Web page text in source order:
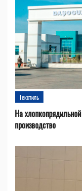
Текстиль
На
производство